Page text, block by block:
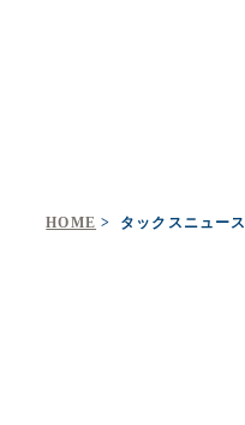
HOME タックスニュース